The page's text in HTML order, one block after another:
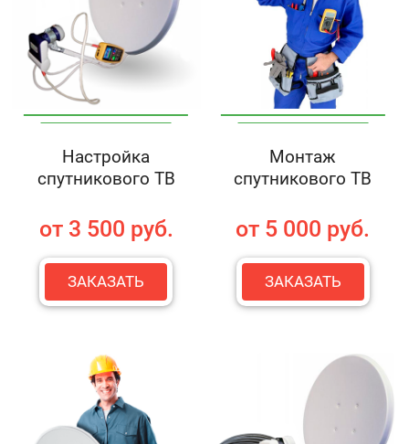
Настройка
спутникового ТВ
от 3 500 руб.
ЗАКАЗАТЬ
Монтаж
спутникового ТВ
от 5 000 руб.
ЗАКАЗАТЬ